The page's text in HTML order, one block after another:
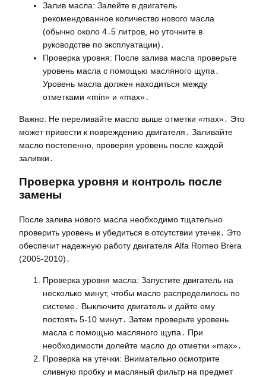
Залив масла: Залейте в двигатель
рекомендованное количество нового масла
(обычно около 4․5 литров, но уточните в
руководстве по эксплуатации)․
Проверка уровня: После залива масла проверьте
уровень масла с помощью масляного щупа․
Уровень масла должен находиться между
отметками «min» и «max»․
Важно: Не переливайте масло выше отметки «max»․ Это
может привести к повреждению двигателя․ Заливайте
масло постепенно, проверяя уровень после каждой
заливки․
Проверка уровня и контроль после
замены
После залива нового масла необходимо тщательно
проверить уровень и убедиться в отсутствии утечек․ Это
обеспечит надежную работу двигателя Alfa Romeo Brera
(2005-2010)․
Проверка уровня масла: Запустите двигатель на
несколько минут, чтобы масло распределилось по
системе․ Выключите двигатель и дайте ему
постоять 5-10 минут․ Затем проверьте уровень
масла с помощью масляного щупа․ При
необходимости долейте масло до отметки «max»․
Проверка на утечки: Внимательно осмотрите
сливную пробку и масляный фильтр на предмет